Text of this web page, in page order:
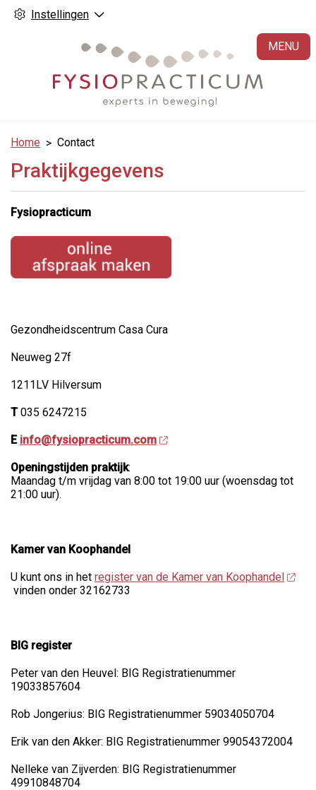
Instellingen
MENU
Home Contact
Praktijkgegevens
Fysiopracticum
Gezondheidscentrum Casa Cura
Neuweg 27f
1211LV Hilversum
T035 6247215
E info@fysiopracticum.com
Openingstijden praktijk:
Maandag t/m vrijdag van 8:00 tot 19:00 uur (woensdag tot
21:00 uur).
Kamer van Koophandel
U kunt ons in het register van de Kamer van Koophandel
vinden onder 32162733
BIG register
Peter van den Heuvel: BIG Registratienummer
19033857604
Rob Jongerius: BIG Registratienummer 59034050704
Erik van den Akker: BIG Registratienummer 99054372004
Nelleke van Zijverden: BIG Registratienummer
49910848704